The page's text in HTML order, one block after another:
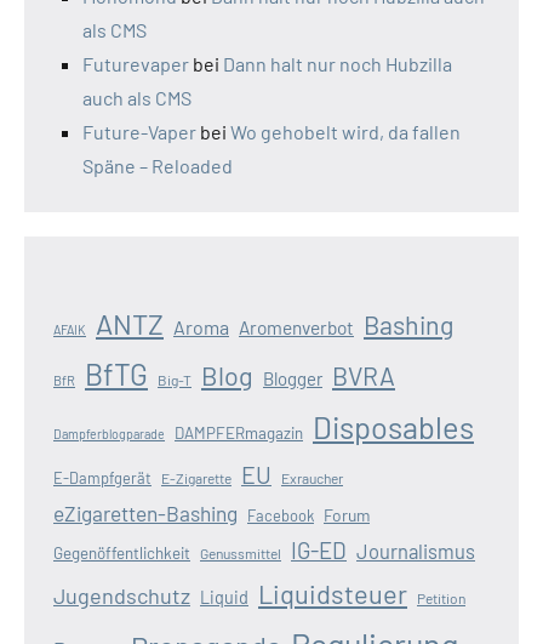
als CMS
Futurevaper bei Dann halt nur noch Hubzilla
auch als CMS
Future-Vaper bei Wo gehobelt wird, da fallen
Späne – Reloaded
AFAIK ANTZ Aroma Aromenverbot Bashing
BfR BfTG Big-T Blog Blogger BVRA
Dampferblogparade DAMPFERmagazin Disposables
E-Dampfgerät E-Zigarette EU Exraucher
eZigaretten-Bashing Facebook Forum
Gegenöffentlichkeit Genussmittel IG-ED Journalismus
Jugendschutz Liquid Liquidsteuer Petition